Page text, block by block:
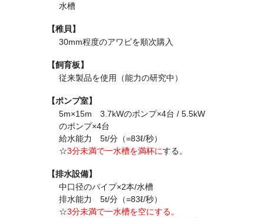
水槽
【稚貝】
30mm程度のアワビを順次購入
【飼育板】
従来製品を使用（能力の研究中）
【ポンプ室】
5m×15m 3.7kWのポンプ×4台 / 5.5kW
のポンプ×4台
給水能力 5t/分（=83ℓ/秒）
☆3分未満で一水槽を満杯にする。
【排水設備】
中口径のパイプ×2本/水槽
排水能力 5t/分（=83ℓ/秒）
☆3分未満で一水槽を空にする。